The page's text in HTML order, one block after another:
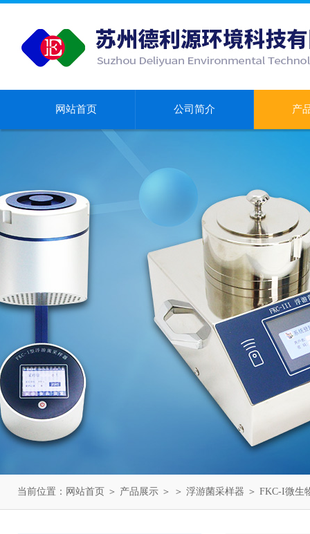
网站首页 公司简介 产
当前位置： 网站首页 ＞ 产品展示 ＞ ＞ 浮游菌采样器 ＞ FKC-I微生